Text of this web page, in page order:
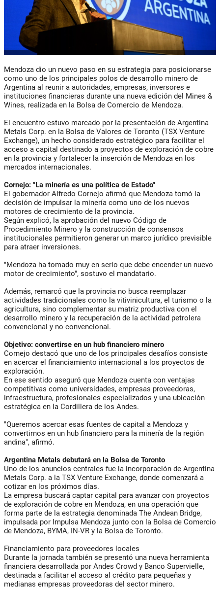
Mendoza dio un nuevo paso en su estrategia para posicionarse
como uno de los principales polos de desarrollo minero de
Argentina al reunir a autoridades, empresas, inversores e
instituciones financieras durante una nueva edición del Mines &
Wines, realizada en la Bolsa de Comercio de Mendoza.
El encuentro estuvo marcado por la presentación de Argentina
Metals Corp. en la Bolsa de Valores de Toronto (TSX Venture
Exchange), un hecho considerado estratégico para facilitar el
acceso a capital destinado a proyectos de exploración de cobre
en la provincia y fortalecer la inserción de Mendoza en los
mercados internacionales.
Cornejo: "La minería es una política de Estado"
El gobernador Alfredo Cornejo afirmó que Mendoza tomó la
decisión de impulsar la minería como uno de los nuevos
motores de crecimiento de la provincia.
Según explicó, la aprobación del nuevo Código de
Procedimiento Minero y la construcción de consensos
institucionales permitieron generar un marco jurídico previsible
para atraer inversiones.
"Mendoza ha tomado muy en serio que debe encender un nuevo
motor de crecimiento", sostuvo el mandatario.
Además, remarcó que la provincia no busca reemplazar
actividades tradicionales como la vitivinicultura, el turismo o la
agricultura, sino complementar su matriz productiva con el
desarrollo minero y la recuperación de la actividad petrolera
convencional y no convencional.
Objetivo: convertirse en un hub financiero minero
Cornejo destacó que uno de los principales desafíos consiste
en acercar el financiamiento internacional a los proyectos de
exploración.
En ese sentido aseguró que Mendoza cuenta con ventajas
competitivas como universidades, empresas proveedoras,
infraestructura, profesionales especializados y una ubicación
estratégica en la Cordillera de los Andes.
"Queremos acercar esas fuentes de capital a Mendoza y
convertirnos en un hub financiero para la minería de la región
andina", afirmó.
Argentina Metals debutará en la Bolsa de Toronto
Uno de los anuncios centrales fue la incorporación de Argentina
Metals Corp. a la TSX Venture Exchange, donde comenzará a
cotizar en los próximos días.
La empresa buscará captar capital para avanzar con proyectos
de exploración de cobre en Mendoza, en una operación que
forma parte de la estrategia denominada The Andean Bridge,
impulsada por Impulsa Mendoza junto con la Bolsa de Comercio
de Mendoza, BYMA, IN-VR y la Bolsa de Toronto.
Financiamiento para proveedores locales
Durante la jornada también se presentó una nueva herramienta
financiera desarrollada por Andes Crowd y Banco Supervielle,
destinada a facilitar el acceso al crédito para pequeñas y
medianas empresas proveedoras del sector minero.